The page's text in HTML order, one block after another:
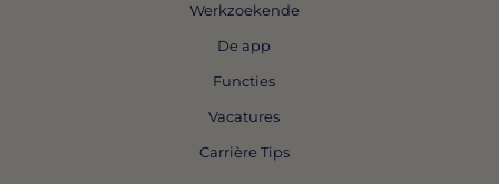
Werkzoekende
De app
Functies
Vacatures
Carrière Tips